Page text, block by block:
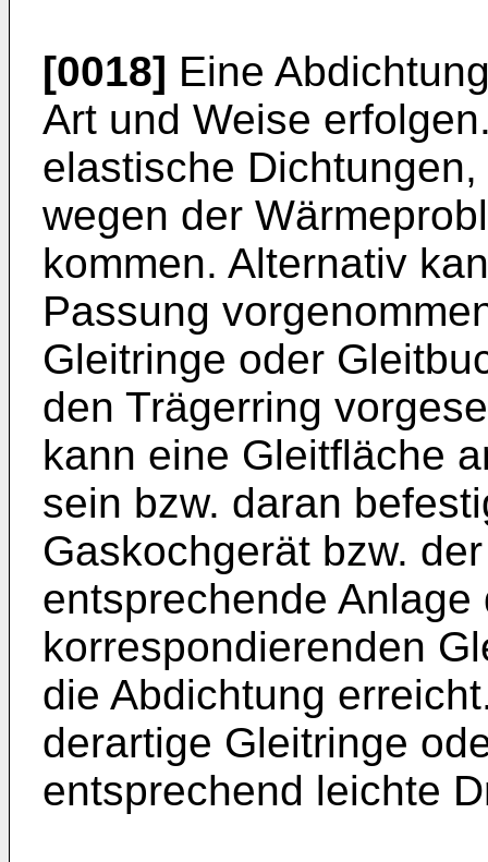
[0018] Eine
Art und Weise
elastische
wegen der
kommen. Alternativ
Passung
Gleitringe oder
den Trägerring
kann eine Gleitfläche
sein bzw. daran
Gaskochgerät bzw.
entsprechende
korrespondierenden
die Abdichtung
derartige Gleitringe
entsprechend leichte